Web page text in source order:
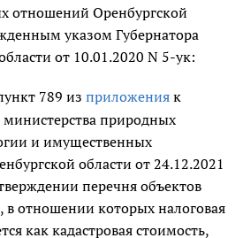
отношений Оренбургской
указом Губернатора
от 10.01.2020 N 5-ук:
789 из приложения к
природных
и имущественных
области от 24.12.2021
перечня объектов
отношении которых налоговая
как кадастровая стоимость,